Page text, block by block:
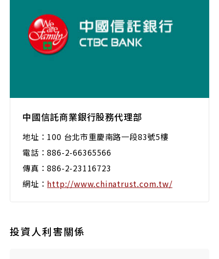
中國信託商業銀行股務代理部
地址：100 台北市重慶南路一段83號5樓
電話：886-2-66365566
傳真：886-2-23116723
網址： http://www.chinatrust.com.tw/
投資人利害關係